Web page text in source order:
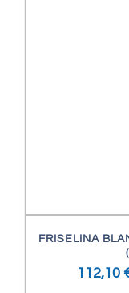
FRISELINA
112,10